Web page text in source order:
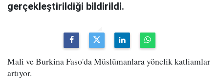
gerçekleştirildiği bildirildi.
Mali ve Burkina Faso'da Müslümanlara yönelik katliamlar
artıyor.